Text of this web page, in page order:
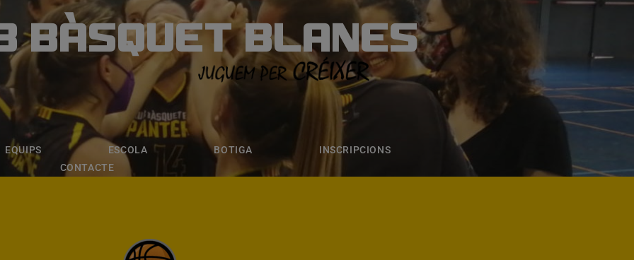
BÀSQUET BLANES
EQUIPS ESCOLA BOTIGA
INSCRIPCIONS
CONTACTE
BLANES
ESCOLA BOTIGA INSCRIPCIONS